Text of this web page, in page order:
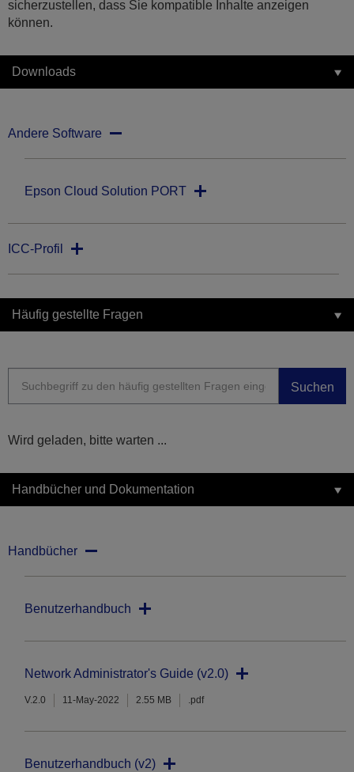
sicherzustellen, dass Sie kompatible Inhalte anzeigen
können.
Downloads
Andere Software
Epson Cloud Solution PORT
ICC-Profil
Häufig gestellte Fragen
Suchen
Wird geladen, bitte warten ...
Handbücher und Dokumentation
Handbücher
Benutzerhandbuch
Network Administrator's Guide (v2.0)
V.2.0 11-May-2022 2.55 MB .pdf
Benutzerhandbuch (v2)